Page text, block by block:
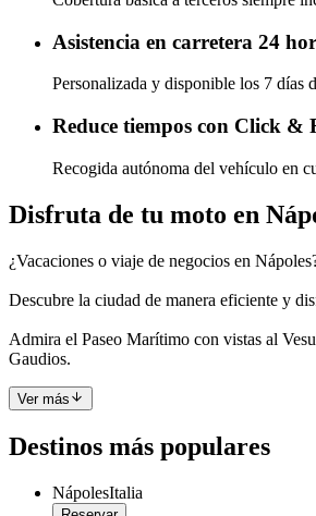
Asistencia en carretera 24
Personalizada y disponible los 7 días
Reduce tiempos con Click &
Recogida autónoma del vehículo en
Disfruta de tu moto en
¿Vacaciones o viaje de negocios en
Descubre la ciudad de manera eficiente y
Admira el Paseo Marítimo con vistas al
Gaudios.
Ver más
Destinos más populares
NápolesItalia